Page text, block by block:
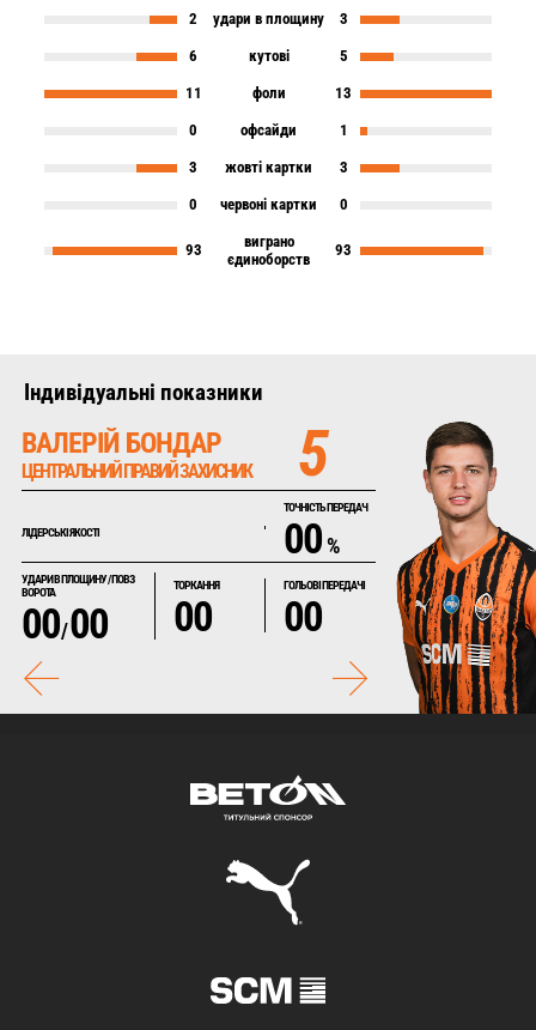
2 удари в площину 3
6 кутові 5
11 фоли 13
0 офсайди 1
3 жовті картки 3
0 червоні картки 0
93
виграно
єдиноборств
93
Iндивідуальні показники
ВАЛЕРІЙ БОНДАР
ЦЕНТРАЛЬНИЙ ПРАВИЙ ЗАХИСНИК 5
ЛІДЕРСЬКІ ЯКОСТІ
ТОЧНІСТЬ ПЕРЕДАЧ
00 %
УДАРИ В ПЛОЩИНУ / ПОВЗ
ВОРОТА
00/00
ТОРКАННЯ
00
ГОЛЬОВІ ПЕРЕДАЧІ
00